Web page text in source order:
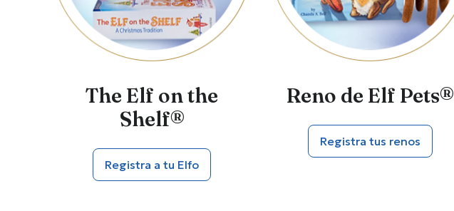
The Elf on the
Shelf®
Registra a tu Elfo
Reno de Elf Pets®
Registra tus renos